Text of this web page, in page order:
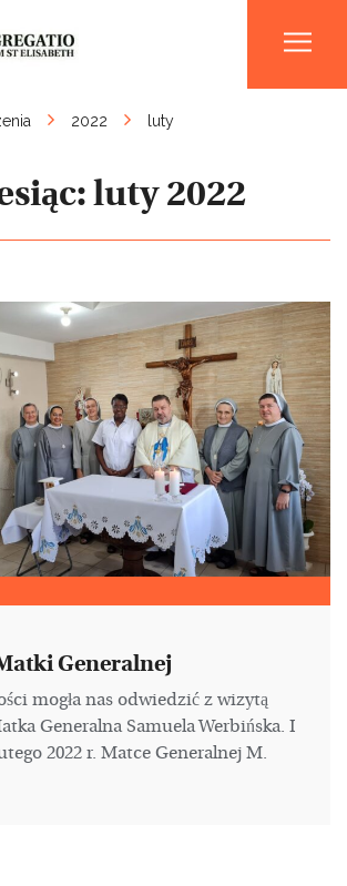
2022 luty
luty 2022
Generalnej
mogła nas odwiedzić z wizytą
Generalna Samuela Werbińska. I
2022 r. Matce Generalnej M.